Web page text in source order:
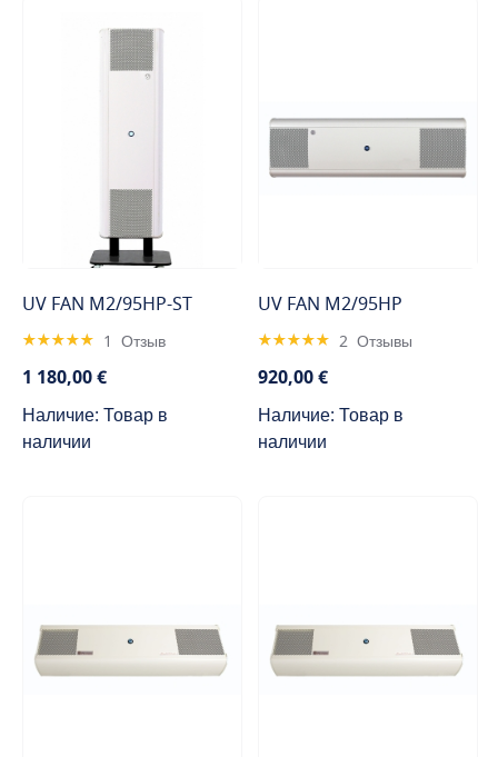
UV FAN M2/95HP-ST
Rating:
1 Отзыв
1 180,00 €
Наличие: Товар в
наличии
UV FAN M2/95HP
Rating:
2 Отзывы
920,00 €
Наличие: Товар в
наличии